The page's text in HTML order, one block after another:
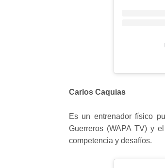
Carlos Caquias
Es un entrenador físico
Guerreros (WAPA TV) y
competencia y desafíos.